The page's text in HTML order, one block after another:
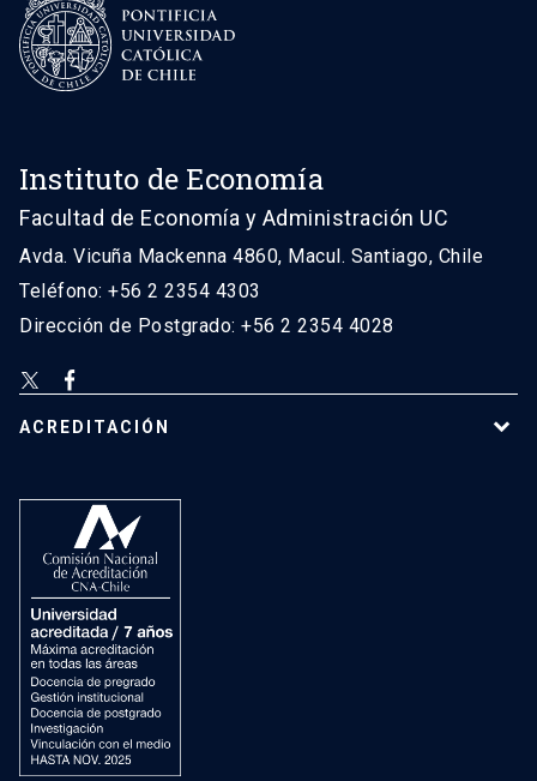
Instituto de Economía
Facultad de Economía y Administración UC
Avda. Vicuña Mackenna 4860, Macul. Santiago, Chile
Teléfono: +56 2 2354 4303
Dirección de Postgrado: +56 2 2354 4028
ACREDITACIÓN